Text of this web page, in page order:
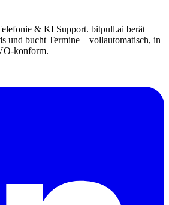
& KI Support. bitpull.ai berät
und bucht Termine – vollautomatisch, in
konform.